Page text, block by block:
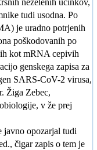
neželenih učinkov,
tudi usodna. Po
je uradno potrjenih
poškodovanih po
kot mRNA cepivih
genskega zapisa za
SARS-CoV-2 virusa,
Žiga Zebec,
v že prej
javno opozarjal tudi
čigar zapis o tem je